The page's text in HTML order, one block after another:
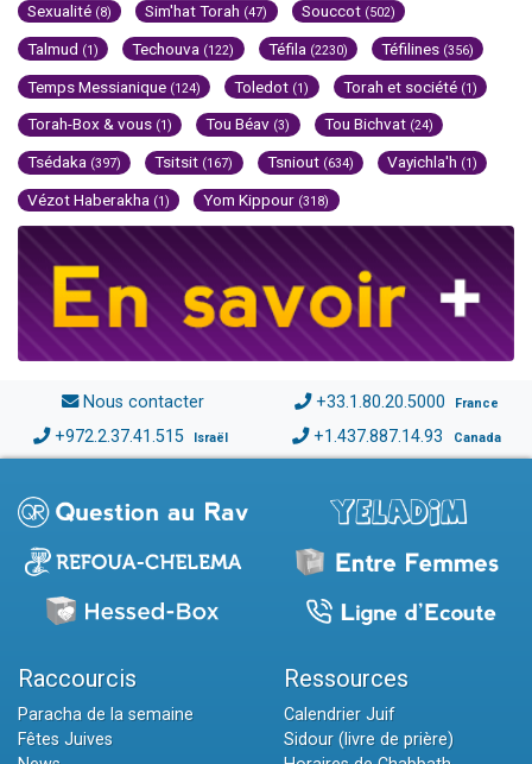
Sexualité (8) Sim'hat Torah (47) Souccot (502)
Talmud (1) Techouva (122) Téfila (2230) Téfilines (356)
Temps Messianique (124) Toledot (1) Torah et société (1)
Torah-Box & vous (1) Tou Béav (3) Tou Bichvat (24)
Tsédaka (397) Tsitsit (167) Tsniout (634) Vayichla'h (1)
Vézot Haberakha (1) Yom Kippour (318)
Nous contacter +33.1.80.20.5000 France
+972.2.37.41.515 Israël +1.437.887.14.93 Canada
Raccourcis
Paracha de la semaine
Fêtes Juives
Ressources
Calendrier Juif
Sidour (livre de prière)